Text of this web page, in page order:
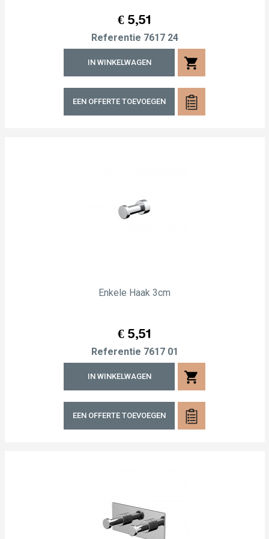
Prijs
€ 5,51
Referentie 7617 24
IN WINKELWAGEN shopping_cart
EEN OFFERTE TOEVOEGEN
Enkele Haak 3cm
Prijs
€ 5,51
Referentie 7617 01
IN WINKELWAGEN shopping_cart
EEN OFFERTE TOEVOEGEN